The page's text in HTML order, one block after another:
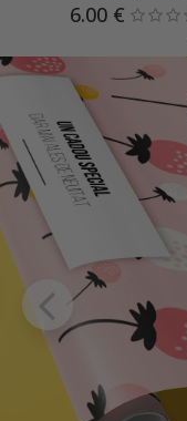
6.00 €